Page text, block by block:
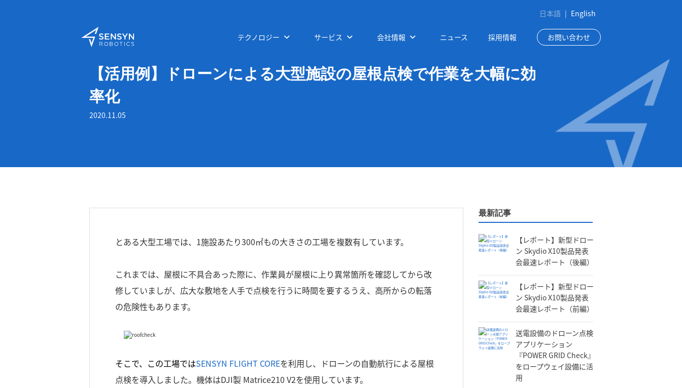
日本語 | English
テクノロジー サービス 会社情報 ニュース 採用情報 お問い合わせ
【活用例】ドローンによる大型施設の屋根点検で作業を大幅に効
率化
2020.11.05
とある大型工場では、 1施設あたり300㎡もの大きさの工場を複数有しています。
これまでは、屋根に不具合あった際に、作業員が屋根に上り異常箇所を確認してから改
修していましが、広大な敷地を人手で点検を行うに時間を要するうえ、高所からの転落
の危険性もあります。
そこで、 この工場ではSENSYN FLIGHT COREを利用し、ドローンの自動航行による屋根
点検を導入しました。機体はDJI製 Matrice210 V2を使用しています。
最新記事
【レポート】新型ドロー
ン Skydio X10製品発表
会最速レポート（後編）
【レポート】新型ドロー
ン Skydio X10製品発表
会最速レポート（前編）
送電設備のドローン点検
アプリケーション
『POWER GRID Check』
をロープウェイ設備に活
用